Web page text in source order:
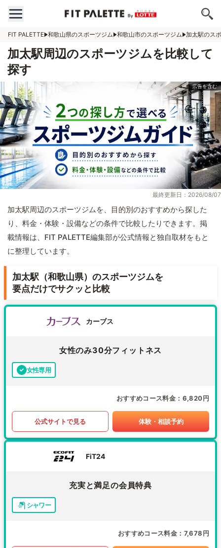
FIT PALETTE 和歌山県のスポーツジム 和歌山市のスポーツジム 加太駅のス
加太駅周辺のスポーツジムを比較して
探す
最終更新日：2026/08/07
加太駅周辺のスポーツジムを、目的別のおすすめから探した
り、料金・体験・設備などの条件で比較したりできます。掲
載情報は、FIT PALETTE編集部が公式情報と独自取材をもと
に整理しています。
加太駅（和歌山県）のスポーツジムを
要点だけでサクッと比較
カーブス
女性のみ30分フィットネス
女性専用
おすすめコース料金 6,820円
公式サイトで見る 体験・相談予約
FiT24
充実と満足の会員特典
シャワー
おすすめコース料金 7,678円